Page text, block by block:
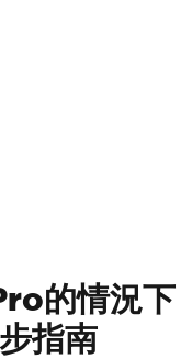
的情況下
指南